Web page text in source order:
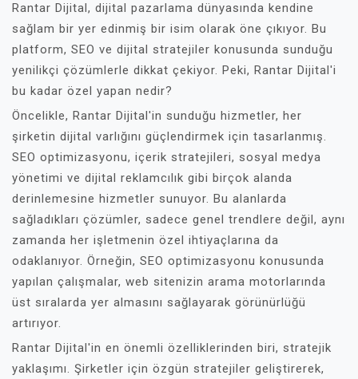
Rantar Dijital, dijital pazarlama dünyasında kendine
sağlam bir yer edinmiş bir isim olarak öne çıkıyor. Bu
platform, SEO ve dijital stratejiler konusunda sunduğu
yenilikçi çözümlerle dikkat çekiyor. Peki, Rantar Dijital'i
bu kadar özel yapan nedir?
Öncelikle, Rantar Dijital'in sunduğu hizmetler, her
şirketin dijital varlığını güçlendirmek için tasarlanmış.
SEO optimizasyonu, içerik stratejileri, sosyal medya
yönetimi ve dijital reklamcılık gibi birçok alanda
derinlemesine hizmetler sunuyor. Bu alanlarda
sağladıkları çözümler, sadece genel trendlere değil, aynı
zamanda her işletmenin özel ihtiyaçlarına da
odaklanıyor. Örneğin, SEO optimizasyonu konusunda
yapılan çalışmalar, web sitenizin arama motorlarında
üst sıralarda yer almasını sağlayarak görünürlüğü
artırıyor.
Rantar Dijital'in en önemli özelliklerinden biri, stratejik
yaklaşımı. Şirketler için özgün stratejiler geliştirerek,